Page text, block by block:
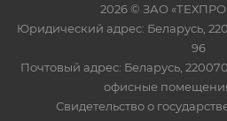
2026 © ЗАО
Юридический адрес: Беларусь,
96
Почтовый адрес: Беларусь,
офисные
Свидетельство о